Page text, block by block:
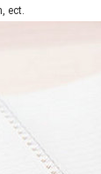
ect.